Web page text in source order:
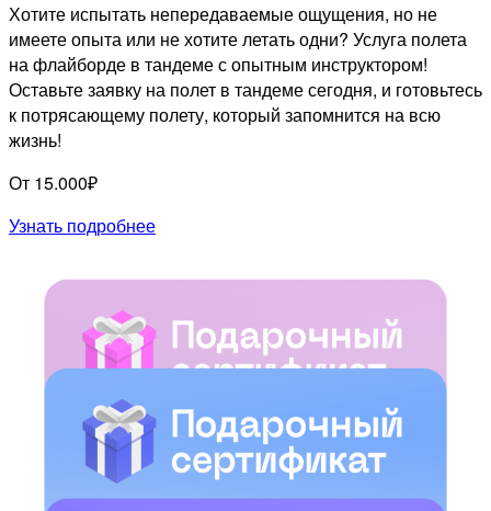
Хотите испытать непередаваемые ощущения, но не
имеете опыта или не хотите летать одни? Услуга полета
на флайборде в тандеме с опытным инструктором!
Оставьте заявку на полет в тандеме сегодня, и готовьтесь
к потрясающему полету, который запомнится на всю
жизнь!
От 15.000₽
Узнать подробнее